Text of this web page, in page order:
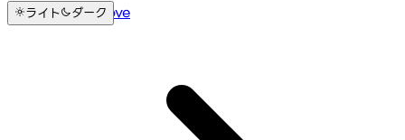
ライト ダーク
YosakoiLove